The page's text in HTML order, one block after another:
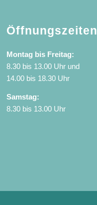
Öffnungszeiten
Montag bis Freitag:
8.30 bis 13.00 Uhr und
14.00 bis 18.30 Uhr
Samstag:
8.30 bis 13.00 Uhr